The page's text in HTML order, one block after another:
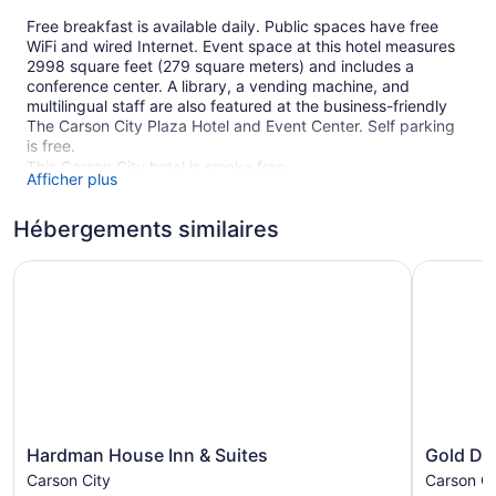
Free breakfast is available daily. Public spaces have free
WiFi and wired Internet. Event space at this hotel measures
2998 square feet (279 square meters) and includes a
conference center. A library, a vending machine, and
multilingual staff are also featured at the business-friendly
The Carson City Plaza Hotel and Event Center. Self parking
is free.
This Carson City hotel is smoke free.
3 levels
4 buildings
Front desk (24 hours)
Afficher plus
Hébergements similaires
Hardman
House
Hardman House Inn & Suites
Carson City
Hardman House Inn & Suites
Gold
Dust
Gold
Carson
Gold